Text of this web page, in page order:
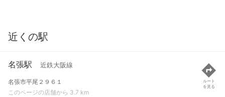
近くの駅
名張駅 近鉄大阪線
名張市平尾２９６１
このページの店舗から 3.7 km
ルート
を見る